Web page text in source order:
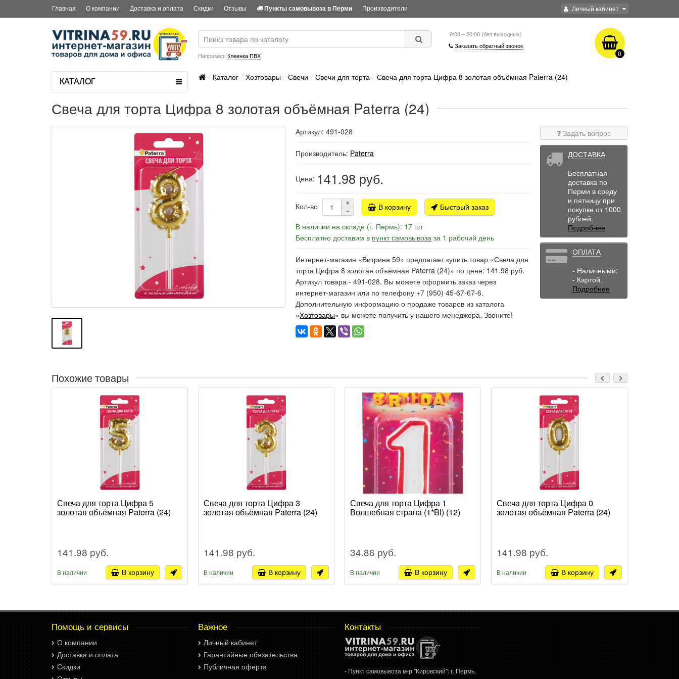
Личный кабинет
Главная О компании Доставка и оплата Скидки Отзывы Пункты самовывоза в Перми Производители
Например: Клеенка ПВХ
9:00 – 20:00 (без выходных)
Заказать обратный звонок
0
КАТАЛОГ Каталог Хозтовары Свечи Свечи для торта Свеча для торта Цифра 8 золотая объёмная Paterra (24)
Свеча для торта Цифра 8 золотая объёмная Paterra (24)
Артикул: 491-028
Производитель: Paterra
Цена: 141.98 руб.
Кол-во В корзину
Быстрый заказ
В наличии на складе (г. Пермь): 17 шт
Бесплатно доставим в пункт самовывоза за 1 рабочий день
Интернет-магазин «Витрина 59» предлагает купить товар «Свеча для
торта Цифра 8 золотая объёмная Paterra (24)» по цене: 141.98 руб.
Артикул товара - 491-028. Вы можете оформить заказ через
интернет-магазин или по телефону +7 (950) 45-67-67-6.
Дополнительную информацию о продаже товаров из каталога
«Хозтовары» вы можете получить у нашего менеджера. Звоните!
Задать вопрос
ДОСТАВКА
Бесплатная
доставка по
Перми в среду
и пятницу при
покупке от 1000
рублей.
Подробнее
ОПЛАТА
- Наличными;
- Картой.
Подробнее
Похожие товары
Свеча для торта Цифра 5
золотая объёмная Paterra (24)
141.98 руб.
В наличии В корзину
Свеча для торта Цифра 3
золотая объёмная Paterra (24)
141.98 руб.
В наличии В корзину
Свеча для торта Цифра 1
Волшебная страна (1*Bl) (12)
34.86 руб.
В наличии В корзину
Свеча для торта Цифра 0
золотая объёмная Paterra (24)
141.98 руб.
В наличии В корзину
Помощь и сервисы
О компании
Доставка и оплата
Скидки
Важное
Личный кабинет
Гарантийные обязательства
Публичная оферта
Контакты
- Пункт самовывоза м-р "Кировский": г. Пермь,